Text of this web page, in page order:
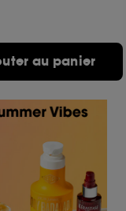
au panier